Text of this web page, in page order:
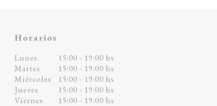
Horarios
Lunes
15:00 - 19:00 hs
Martes
15:00 - 19:00 hs
Miércoles
15:00 - 19:00 hs
Jueves
15:00 - 19:00 hs
Viernes
15:00 - 19:00 hs